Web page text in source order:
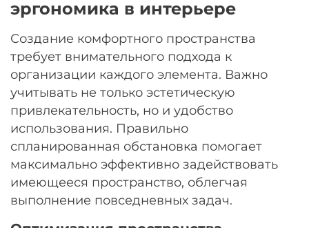
эргономика в интерьере
Создание комфортного пространства
требует внимательного подхода к
организации каждого элемента. Важно
учитывать не только эстетическую
привлекательность, но и удобство
использования. Правильно
спланированная обстановка помогает
максимально эффективно задействовать
имеющееся пространство, облегчая
выполнение повседневных задач.